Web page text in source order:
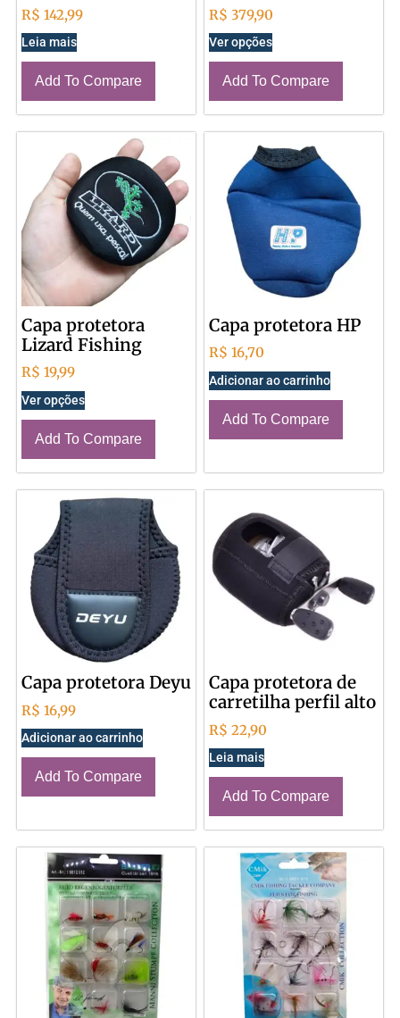
R$ 142,99
Leia mais
Add To Compare
R$ 379,90
Ver opções
Add To Compare
Capa protetora
Lizard Fishing
R$ 19,99
Ver opções
Add To Compare
Capa protetora HP
R$ 16,70
Adicionar ao carrinho
Add To Compare
Capa protetora Deyu
R$ 16,99
Adicionar ao carrinho
Add To Compare
Capa protetora de
carretilha perfil alto
R$ 22,90
Leia mais
Add To Compare